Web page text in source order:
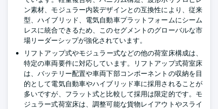
ン素材、モジュラー内装デザインとの互換性により、従来
型、ハイブリッド、電気自動車プラットフォームにシーム
レスに統合できるため、このセグメントのグローバルな市
場リーダーシップが強化されています。
リフトアップ式やモジュラー式などの他の荷室床構成は、
特定の車両要件に対応しています。リフトアップ式荷室床
は、バッテリー配置や車両下部コンポーネントの収納を目
的として電気自動車やハイブリッド車に採用されることが
多いですが、フラット式と比較して採用は限定的です。モ
ジュラー式荷室床は、調整可能な貨物レイアウトやスライ